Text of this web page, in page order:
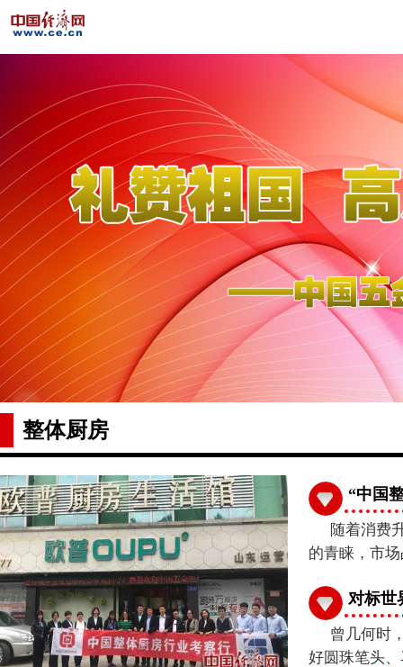
整体厨房
“中国
随着消费
的青睐，市
对标世
曾几何时
好圆珠笔头